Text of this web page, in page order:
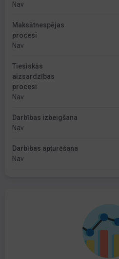
Nav
Maksātnespējas
procesi
Nav
Tiesiskās
aizsardzības
procesi
Nav
Darbības izbeigšana
Nav
Darbības apturēšana
Nav